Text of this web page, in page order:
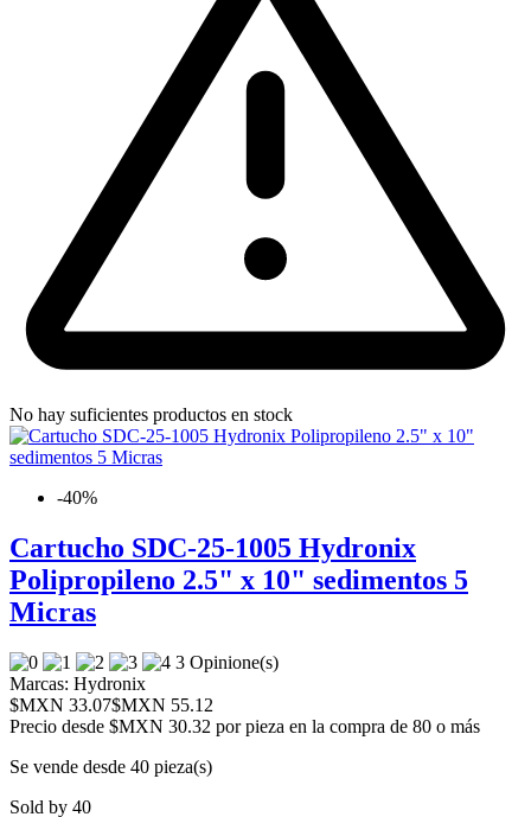
No hay suficientes productos en stock
-40%
Cartucho SDC-25-1005 Hydronix
Polipropileno 2.5" x 10" sedimentos 5
Micras
3 Opinione(s)
Marcas: Hydronix
$MXN 33.07$MXN 55.12
Precio desde $MXN 30.32 por pieza en la compra de 80 o más
Se vende desde 40 pieza(s)
Sold by 40